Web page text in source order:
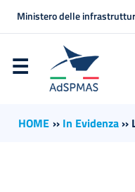
Ministero delle
HOME ›› In Evidenza››